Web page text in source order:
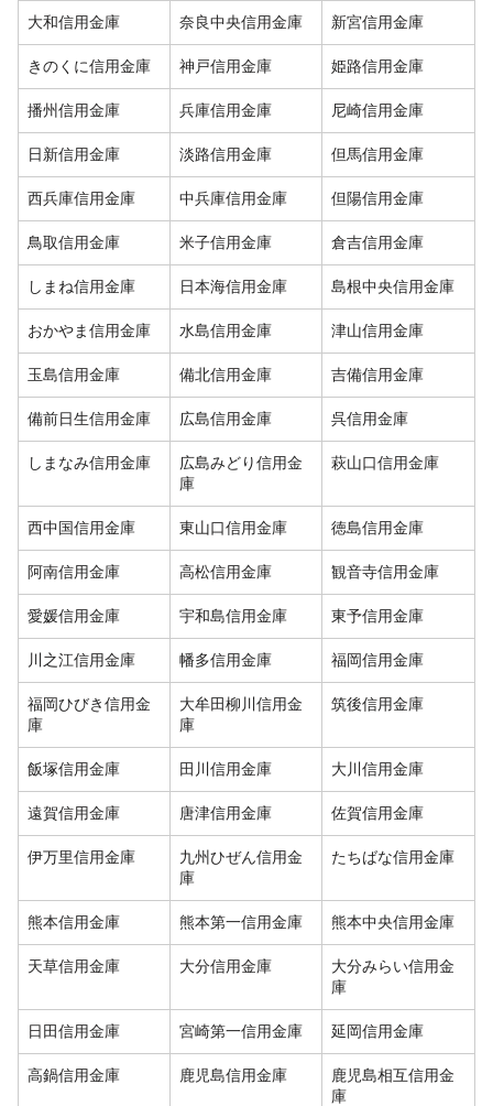
大和信用金庫 奈良中央信用金庫 新宮信用金庫
きのくに信用金庫 神戸信用金庫 姫路信用金庫
播州信用金庫 兵庫信用金庫 尼崎信用金庫
日新信用金庫 淡路信用金庫 但馬信用金庫
西兵庫信用金庫 中兵庫信用金庫 但陽信用金庫
鳥取信用金庫 米子信用金庫 倉吉信用金庫
しまね信用金庫 日本海信用金庫 島根中央信用金庫
おかやま信用金庫 水島信用金庫 津山信用金庫
玉島信用金庫 備北信用金庫 吉備信用金庫
備前日生信用金庫 広島信用金庫 呉信用金庫
しまなみ信用金庫
広島みどり信用金
庫
萩山口信用金庫
西中国信用金庫 東山口信用金庫 徳島信用金庫
阿南信用金庫 高松信用金庫 観音寺信用金庫
愛媛信用金庫 宇和島信用金庫 東予信用金庫
川之江信用金庫 幡多信用金庫 福岡信用金庫
福岡ひびき信用金
庫
大牟田柳川信用金
庫
筑後信用金庫
飯塚信用金庫 田川信用金庫 大川信用金庫
遠賀信用金庫 唐津信用金庫 佐賀信用金庫
伊万里信用金庫
九州ひぜん信用金
庫
たちばな信用金庫
熊本信用金庫 熊本第一信用金庫 熊本中央信用金庫
天草信用金庫 大分信用金庫
大分みらい信用金
庫
日田信用金庫 宮崎第一信用金庫 延岡信用金庫
高鍋信用金庫 鹿児島信用金庫
鹿児島相互信用金
庫